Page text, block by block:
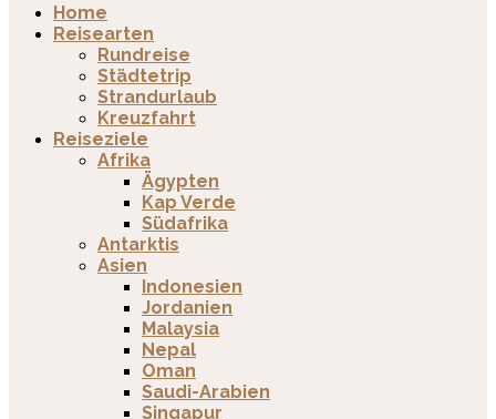
Home
Reisearten
Rundreise
Städtetrip
Strandurlaub
Kreuzfahrt
Reiseziele
Afrika
Ägypten
Kap Verde
Südafrika
Antarktis
Asien
Indonesien
Jordanien
Malaysia
Nepal
Oman
Saudi-Arabien
Singapur